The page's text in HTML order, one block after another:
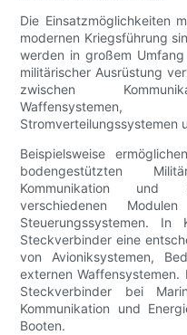
Die Einsatzmöglichkeiten
modernen Kriegsführung
werden in großem
militärischer Ausrüstung
zwischen
Waffensystemen,
Stromverteilungssystemen
Beispielsweise
bodengestützten
Kommunikation und
verschiedenen
Steuerungssystemen. In
Steckverbinder eine
von Avioniksystemen,
externen Waffensystemen.
Steckverbinder bei
Kommunikation und
Booten.